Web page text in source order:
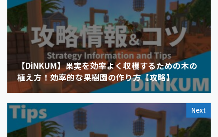
【DiNKUM】果実を効率よく収穫するための木の
植え方！効率的な果樹園の作り方【攻略】
Next